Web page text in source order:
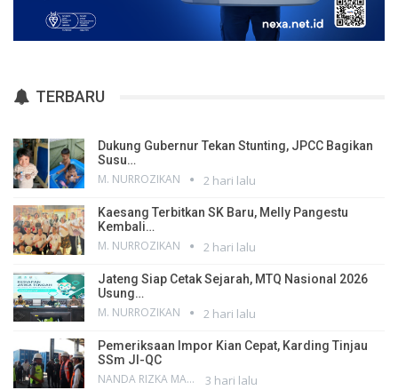
TERBARU
Dukung Gubernur Tekan Stunting, JPCC Bagikan
Susu…
M. NURROZIKAN 2 hari lalu
Kaesang Terbitkan SK Baru, Melly Pangestu
Kembali…
M. NURROZIKAN 2 hari lalu
Jateng Siap Cetak Sejarah, MTQ Nasional 2026
Usung…
M. NURROZIKAN 2 hari lalu
Pemeriksaan Impor Kian Cepat, Karding Tinjau
SSm JI-QC
NANDA RIZKA MAHENDRA 3 hari lalu